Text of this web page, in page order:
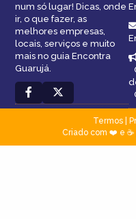
num só lugar! Dicas, onde
ir, o que fazer, as
melhores empresas,
locais, serviços e muito
mais no guia Encontra
Guarujá.
Termos|
Criado com ❤️ e ☕